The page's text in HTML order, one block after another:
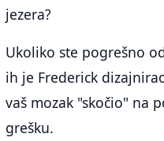
jezera?
Ukoliko ste pogrešno
ih je Frederick
vaš mozak "skočio" na
grešku.